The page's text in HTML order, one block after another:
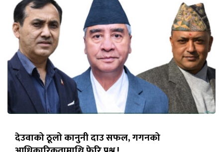
देउवाको ठूलो कानुनी दाउ सफल, गगनको